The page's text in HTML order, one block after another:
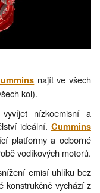
najít ve všech
kol).
nízkoemisní a
ideální. Cummins
platformy a odborné
vodíkových motorů.
emisí uhlíku bez
konstrukčně vychází z